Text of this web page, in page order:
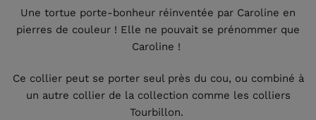
Une tortue porte-bonheur réinventée par Caroline en
pierres de couleur ! Elle ne pouvait se prénommer que
Caroline !
Ce collier peut se porter seul près du cou, ou combiné à
un autre collier de la collection comme les colliers
Tourbillon.